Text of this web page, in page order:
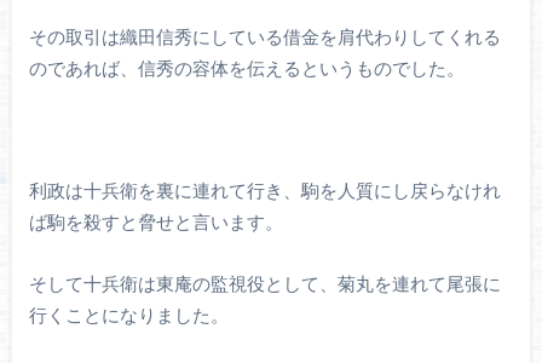
その取引は織田信秀にしている借金を肩代わりしてくれる
のであれば、信秀の容体を伝えるというものでした。
利政は十兵衛を裏に連れて行き、駒を人質にし戻らなけれ
ば駒を殺すと脅せと言います。
そして十兵衛は東庵の監視役として、菊丸を連れて尾張に
行くことになりました。